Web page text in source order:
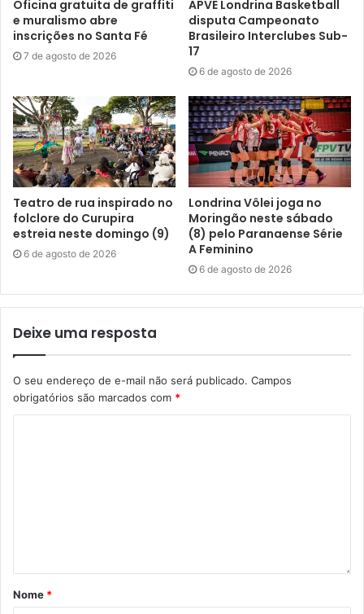
Oficina gratuita de graffiti
e muralismo abre
inscrições no Santa Fé
7 de agosto de 2026
APVE Londrina Basketball
disputa Campeonato
Brasileiro Interclubes Sub-
17
6 de agosto de 2026
Teatro de rua inspirado no
folclore do Curupira
estreia neste domingo (9)
6 de agosto de 2026
Londrina Vôlei joga no
Moringão neste sábado
(8) pelo Paranaense Série
A Feminino
6 de agosto de 2026
Deixe uma resposta
O seu endereço de e-mail não será publicado. Campos
obrigatórios são marcados com *
Nome *